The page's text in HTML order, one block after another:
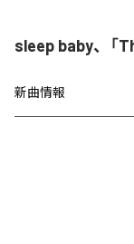
sleep baby、「
新曲情報